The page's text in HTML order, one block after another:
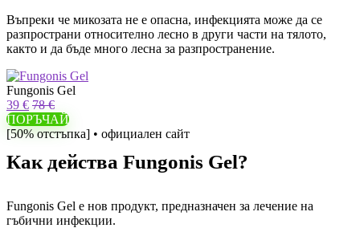
Въпреки че микозата не е опасна, инфекцията може да се
разпространи относително лесно в други части на тялото,
както и да бъде много лесна за разпространение.
Fungonis Gel
39 € 78 €
ПОРЪЧАЙ
[50% отстъпка] • официален сайт
Как действа Fungonis Gel?
Fungonis Gel е нов продукт, предназначен за лечение на
гъбични инфекции.